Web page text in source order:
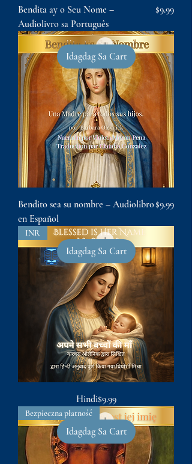
Bendita ay o Seu Nome –
Audiolivro sa Português
Presyo
$9.99
Idagdag Sa Cart
Bendito sea su nombre – Audiolibro
en Español
Presyo
$9.99
Idagdag Sa Cart
INR
HindiPresyo
$9.99
Idagdag Sa Cart
Bezpieczna płatność